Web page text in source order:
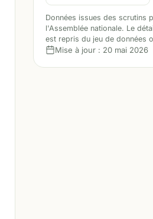
Données issues des scrutins
l'Assemblée nationale. Le
est repris du jeu de données
Mise à jour : 20 mai 2026